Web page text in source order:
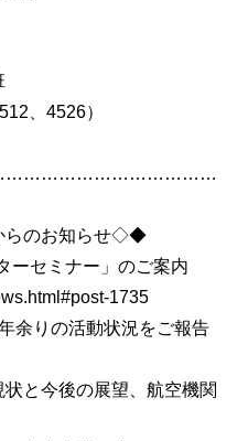
、4526）
らのお知らせ◇◆
ーセミナー」のご案内
1735
余りの活動状況をご報告
と今後の展望、航空機関